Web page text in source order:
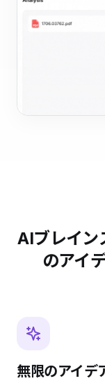
AIブレイン
のアイ
無限のアイデ